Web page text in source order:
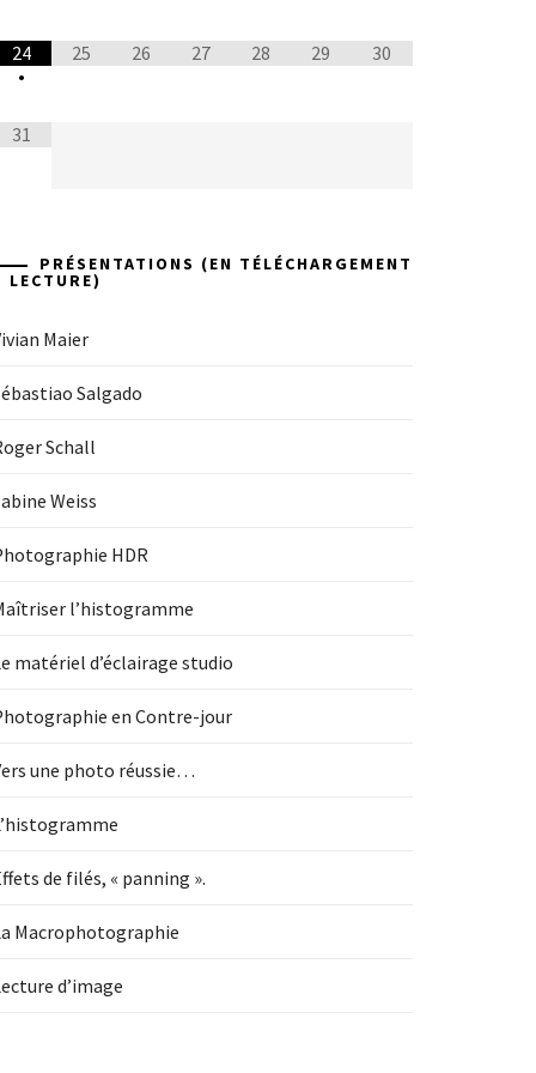
24
•
25 26 27 28 29 30
31
PRÉSENTATIONS (EN TÉLÉCHARGEMENT
LECTURE)
Maier
Salgado
Schall
Weiss
HDR
l’histogramme
matériel d’éclairage studio
en Contre-jour
une photo réussie…
de filés, « panning ».
Macrophotographie
d’image